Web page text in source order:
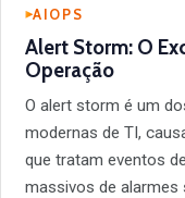
AIOPS
Alert Storm: O
Operação
O alert storm é um
modernas de TI,
que tratam eventos
massivos de